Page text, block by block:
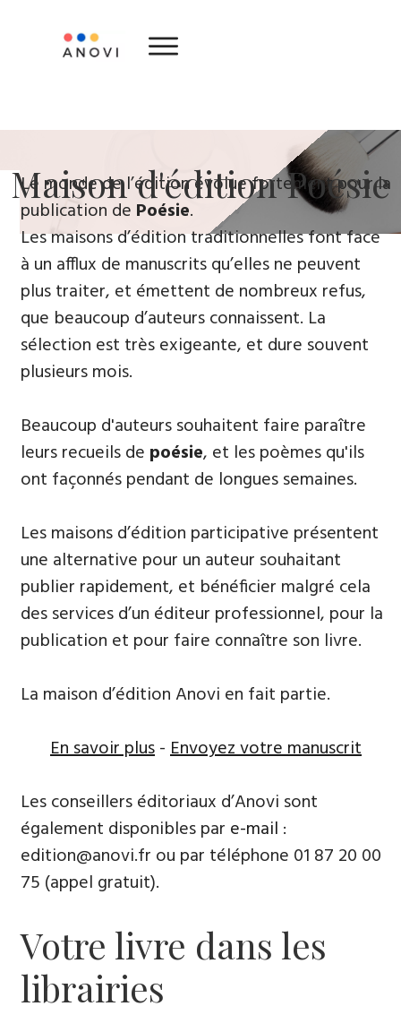
​Maison d'édition ​Poésie
Le monde de l’édition évolue fortement ​pour la
publication de Poésie.
Les maisons d’édition traditionnelles font face
à un afflux de manuscrits qu’elles ne peuvent
plus traiter, et émettent de nombreux refus,
que beaucoup d’auteurs connaissent. La
sélection est très exigeante, et dure souvent
plusieurs mois.
Beaucoup d'auteurs souhaitent ​faire paraître
leurs recueils de poésie, et les poèmes qu'ils
ont façonnés pendant de longues semaines.
Les maisons d’édition participative présentent
une alternative pour un auteur souhaitant
publier rapidement, et bénéficier malgré cela
des services d’un éditeur professionnel, pour la
publication et pour faire connaître son livre.
La maison d’édition Anovi en fait partie.
En savoir plus-Envoyez votre manuscrit
Les conseillers éditoriaux d’Anovi sont
également disponibles par e-mail :
edition@anovi.fr ou par téléphone ​​0​1 87 20 00
75 (appel gratuit).
Votre livre dans les
librairies